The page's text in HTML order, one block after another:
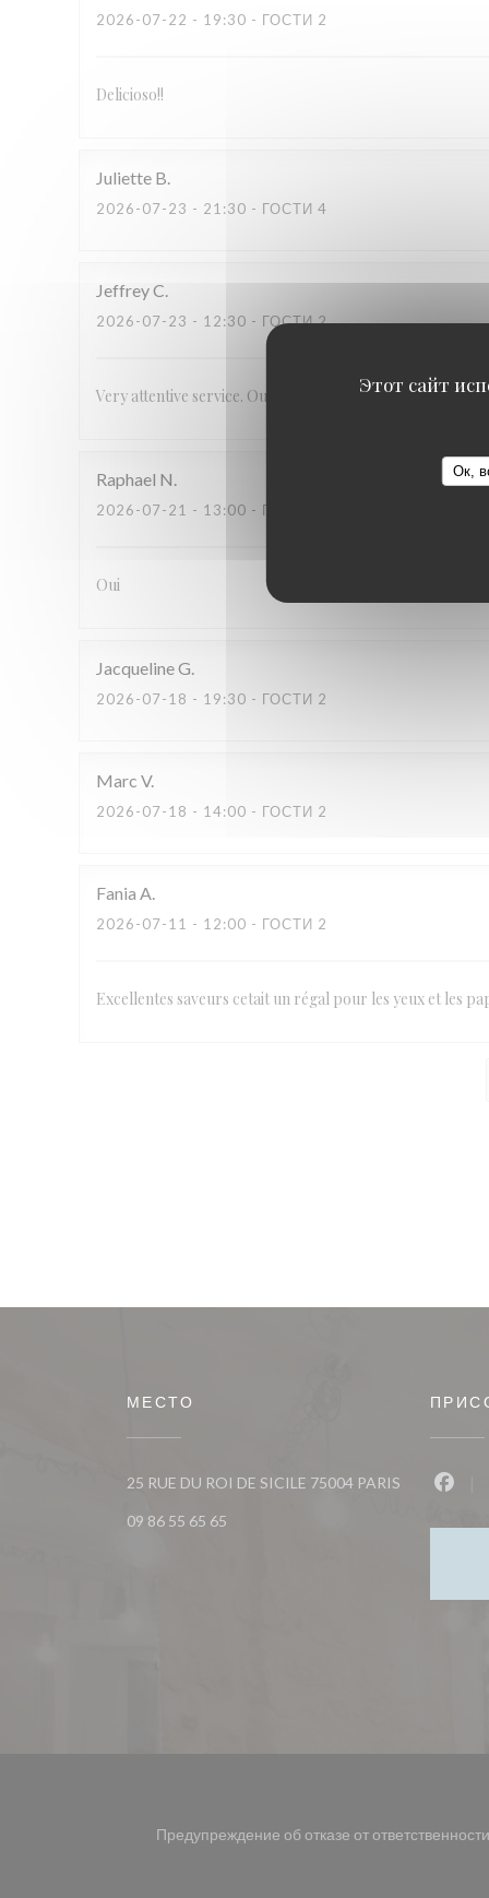
Этот сайт
Ок,
2026-07-22 - 19:30 - ГОСТИ 2
Delicioso!!
Juliette B
2026-07-23 - 21:30 - ГОСТИ 4
JeffreyC
2026-07-23 - 12:30 - ГОСТИ 2
Very attentive service. Outstanding, unique food.
Raphael N
2026-07-21 - 13:00 - ГОСТИ 2
Oui
JacquelineG
2026-07-18 - 19:30 - ГОСТИ 2
Marc V
2026-07-18 - 14:00 - ГОСТИ 2
Fania A
2026-07-11 - 12:00 - ГОСТИ 2
Excellentes saveurs cetait un régal pour les yeux et les
МЕСТО
25 RUE DU ROI DE SICILE 75004 PARIS
09 86 55 65 65
Предупреждение об отказе от ответственности